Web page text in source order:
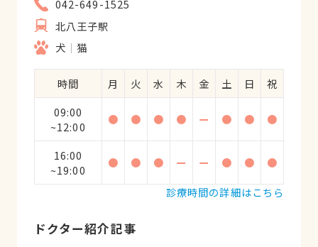
042-649-1525
北八王子駅
犬
猫
時間 月 火 水 木 金 土 日
祝
09:00
~12:00
● ● ● ● ー ● ● ●
16:00
~19:00
● ● ● ー ー ● ●
●
診療時間の詳細はこちら
ドクター紹介記事